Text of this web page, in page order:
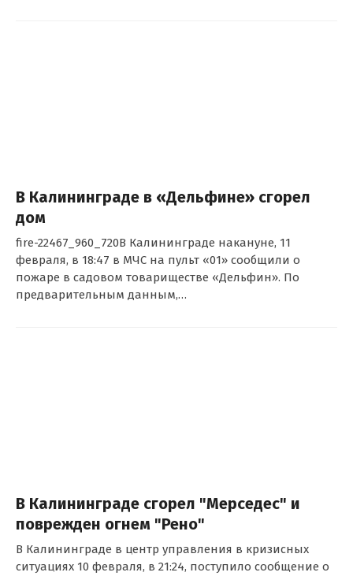
В Калининграде в «Дельфине» сгорел
дом
fire-22467_960_720В Калининграде накануне, 11
февраля, в 18:47 в МЧС на пульт «01» сообщили о
пожаре в садовом товариществе «Дельфин». По
предварительным данным,…
В Калининграде сгорел "Мерседес" и
поврежден огнем "Рено"
В Калининграде в центр управления в кризисных
ситуациях 10 февраля, в 21:24, поступило сообщение о